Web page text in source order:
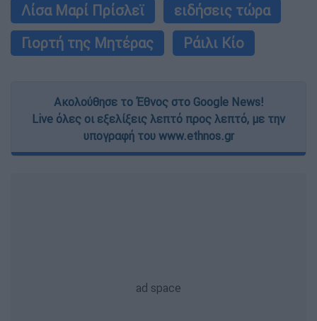
Λίσα Μαρί Πρίσλεϊ
ειδήσεις τώρα
Γιορτή της Μητέρας
Ράιλι Κίο
Ακολούθησε το Έθνος στο Google News!
Live όλες οι εξελίξεις λεπτό προς λεπτό, με την
υπογραφή του www.ethnos.gr